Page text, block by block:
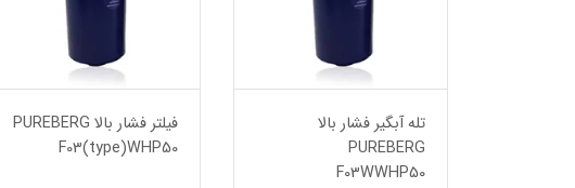
تله آبگیر فشار بالا
PUREBERG
F03WWHP50
فیلتر فشار بالا PUREBERG
F03(type)WHP50